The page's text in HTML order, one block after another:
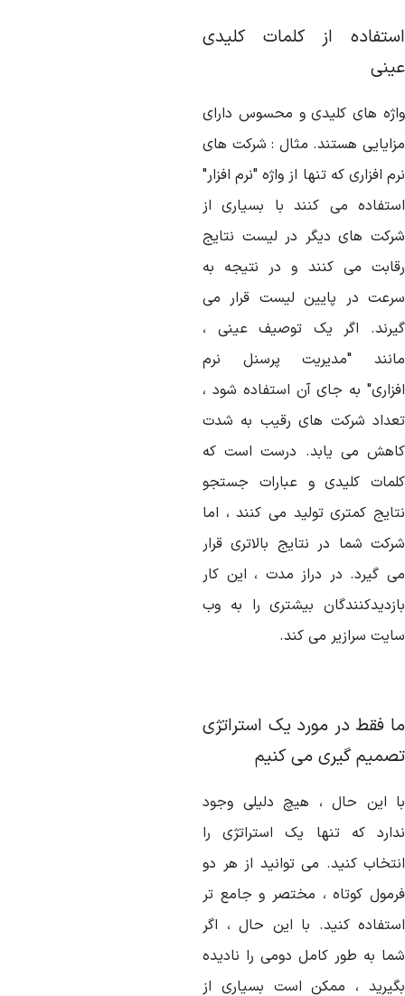
از کلمات کلیدی
های کلیدی و محسوس دارای
هستند. مثال : شرکت های
افزاری که تنها از واژه "نرم افزار"
می کنند با بسیاری از
های دیگر در لیست نتایج
می کنند و در نتیجه به
در پایین لیست قرار می
اگر یک توصیف عینی ،
"مدیریت پرسنل نرم
به جای آن استفاده شود ،
شرکت های رقیب به شدت
می یابد. درست است که
کلیدی و عبارات جستجو
کمتری تولید می کنند ، اما
شما در نتایج بالاتری قرار
گیرد. در دراز مدت ، این کار
بیشتری را به وب
سرازیر می کند.
فقط در مورد یک استراتژی
گیری می کنیم
این حال ، هیچ دلیلی وجود
که تنها یک استراتژی را
کنید. می توانید از هر دو
کوتاه ، مختصر و جامع تر
کنید. با این حال ، اگر
به طور کامل دومی را نادیده
، ممکن است بسیاری از